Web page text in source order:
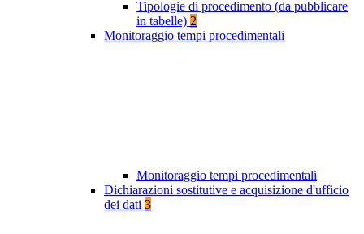
Tipologie di procedimento (da pubblicare
in tabelle) 2
Monitoraggio tempi procedimentali
Monitoraggio tempi procedimentali
Dichiarazioni sostitutive e acquisizione d'ufficio
dei dati 3